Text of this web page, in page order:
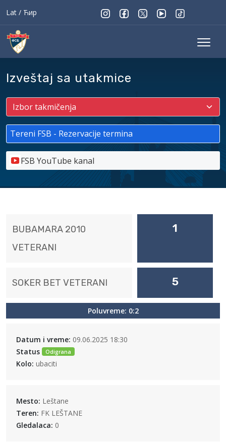
Lat / Ћир
Izveštaj sa utakmice
Tereni FSB - Rezervacije termina
FSB YouTube kanal
BUBAMARA 2010
VETERANI
1
SOKER BET VETERANI 5
Poluvreme: 0:2
Datum i vreme: 09.06.2025 18:30
Status
Odigrana
Kolo: ubaciti
Mesto: Leštane
Teren: FK LEŠTANE
Gledalaca: 0